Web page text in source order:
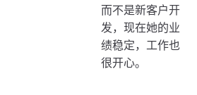
而不是新客户开
发，现在她的业
绩稳定，工作也
很开心。